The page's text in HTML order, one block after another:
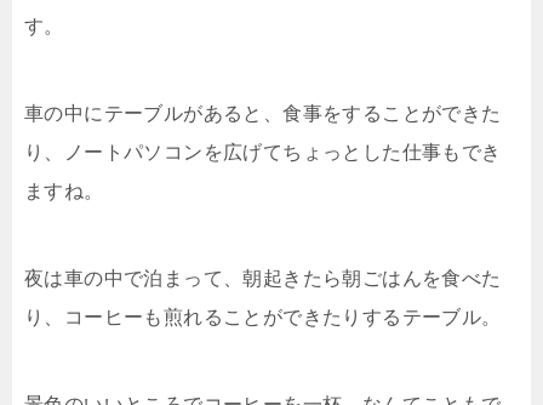
す。
車の中にテーブルがあると、食事をすることができた
り、ノートパソコンを広げてちょっとした仕事もでき
ますね。
夜は車の中で泊まって、朝起きたら朝ごはんを食べた
り、コーヒーも煎れることができたりするテーブル。